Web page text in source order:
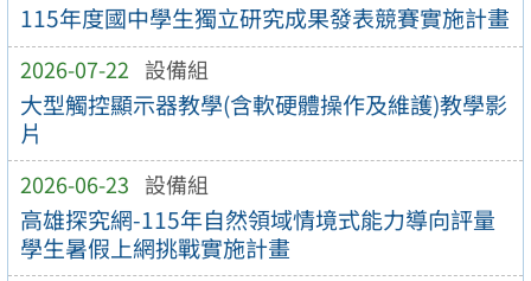
115年度國中學生獨立研究成果發表競賽實施計畫
2026-07-22 設備組
大型觸控顯示器教學(含軟硬體操作及維護)教學影
片
2026-06-23 設備組
高雄探究網-115年自然領域情境式能力導向評量
學生暑假上網挑戰實施計畫